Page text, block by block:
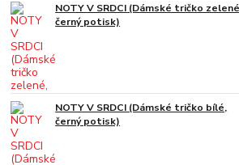
NOTY V SRDCI (Dámské tričko
černý potisk)
NOTY V SRDCI (Dámské tričko bílé,
černý potisk)